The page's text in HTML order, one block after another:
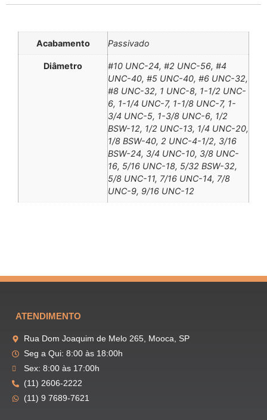
Acabamento Passivado
Diâmetro
#10 UNC-24, #2 UNC-56, #4
UNC-40, #5 UNC-40, #6 UNC-32,
#8 UNC-32, 1 UNC-8, 1-1/2 UNC-
6, 1-1/4 UNC-7, 1-1/8 UNC-7, 1-
3/4 UNC-5, 1-3/8 UNC-6, 1/2
BSW-12, 1/2 UNC-13, 1/4 UNC-20,
1/8 BSW-40, 2 UNC-4-1/2, 3/16
BSW-24, 3/4 UNC-10, 3/8 UNC-
16, 5/16 UNC-18, 5/32 BSW-32,
5/8 UNC-11, 7/16 UNC-14, 7/8
UNC-9, 9/16 UNC-12
ATENDIMENTO
Rua Dom Joaquim de Melo 265, Mooca, SP
Seg a Qui: 8:00 às 18:00h
Sex: 8:00 às 17:00h
(11) 2606-2222
(11) 9 7689-7621